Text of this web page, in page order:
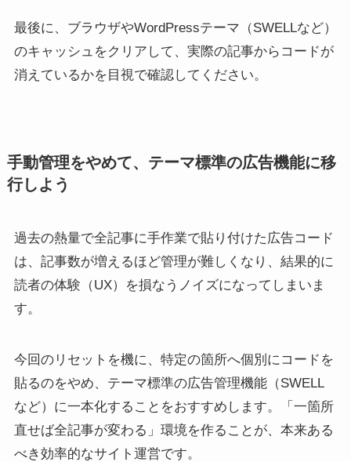
最後に、ブラウザやWordPressテーマ（SWELLなど）
のキャッシュをクリアして、実際の記事からコードが
消えているかを目視で確認してください。
手動管理をやめて、テーマ標準の広告機能に移
行しよう
過去の熱量で全記事に手作業で貼り付けた広告コード
は、記事数が増えるほど管理が難しくなり、結果的に
読者の体験（UX）を損なうノイズになってしまいま
す。
今回のリセットを機に、特定の箇所へ個別にコードを
貼るのをやめ、テーマ標準の広告管理機能（SWELL
など）に一本化することをおすすめします。「一箇所
直せば全記事が変わる」環境を作ることが、本来ある
べき効率的なサイト運営です。